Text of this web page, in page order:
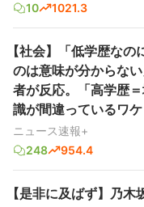
10
1021.3
【社会】「低学歴な
のは意味が分からな
者が反応。「高学歴
識が間違っているワケ
ニュース速報+
248
954.4
【是非に及ばず】乃